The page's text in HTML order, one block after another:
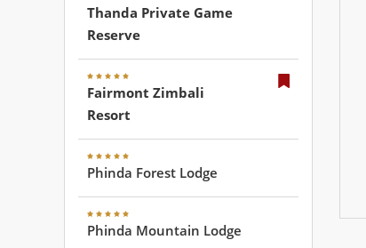
Thanda Private Game
Reserve
Fairmont Zimbali
Resort
Phinda Forest Lodge
Phinda Mountain Lodge